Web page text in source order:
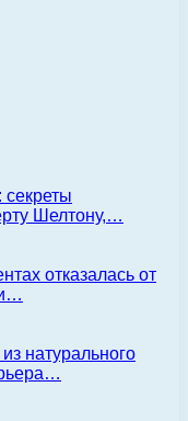
секреты
Шелтону,…
отказалась от
натурального